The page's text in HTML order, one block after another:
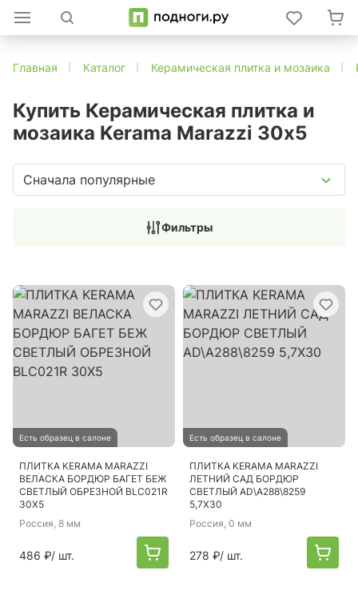
Главная Каталог Керамическая плитка и мозаика
Купить Керамическая плитка и
мозаика Kerama Marazzi 30х5
Сначала популярные
Фильтры
Есть образец в салоне
ПЛИТКА KERAMA MARAZZI
ВЕЛАСКА БОРДЮР БАГЕТ БЕЖ
СВЕТЛЫЙ ОБРЕЗНОЙ BLC021R
30Х5
Россия, 8 мм
486 ₽/ шт.
Есть образец в салоне
ПЛИТКА KERAMA MARAZZI
ЛЕТНИЙ САД БОРДЮР
СВЕТЛЫЙ AD\A288\8259
5,7Х30
Россия, 0 мм
278 ₽/ шт.